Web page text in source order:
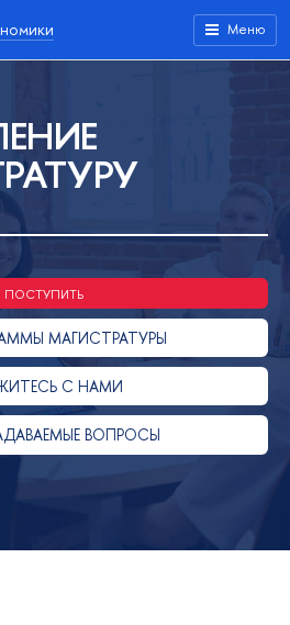
Меню
ПОСТУПИТЬ
МАГИСТРАТУРЫ
С НАМИ
ВОПРОСЫ